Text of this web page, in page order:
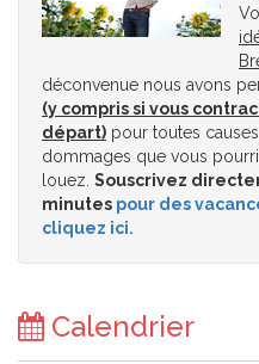
déconvenue nous avons
(y compris si vous
départ) pour toutes
dommages que vous
louez. Souscrivez
minutes pour des
cliquez ici.
Calendrier